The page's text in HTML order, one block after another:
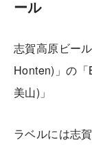
ール
志賀高原ビー
Honten)」の
美山)」
ラベルには志